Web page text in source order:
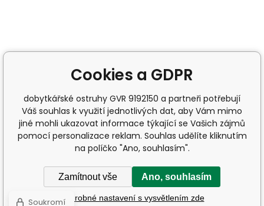
Cookies a GDPR
dobytkářské ostruhy GVR 9192150 a partneři potřebují
Váš souhlas k využití jednotlivých dat, aby Vám mimo
jiné mohli ukazovat informace týkající se Vašich zájmů
pomocí personalizace reklam. Souhlas udělíte kliknutím
na políčko "Ano, souhlasím".
Zamítnout vše Ano, souhlasím
Podrobné nastavení s vysvětlením zde
Soukromí